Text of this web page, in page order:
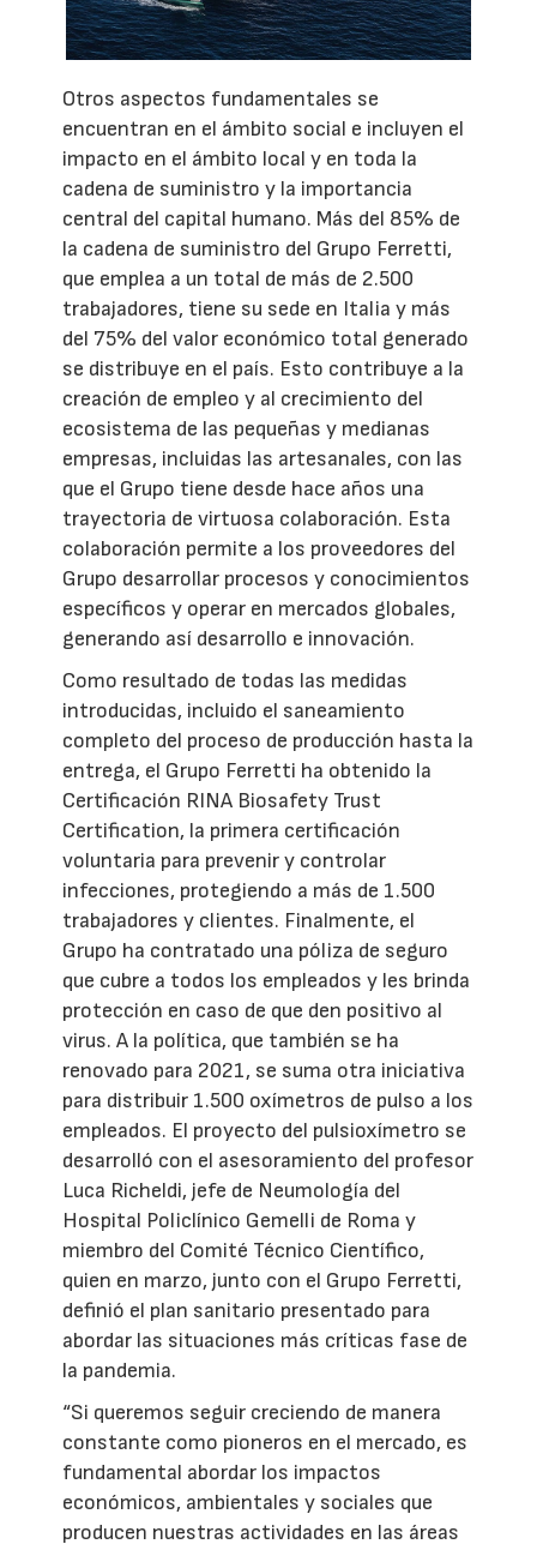
Otros aspectos fundamentales se
encuentran en el ámbito social e incluyen el
impacto en el ámbito local y en toda la
cadena de suministro y la importancia
central del capital humano. Más del 85% de
la cadena de suministro del Grupo Ferretti,
que emplea a un total de más de 2.500
trabajadores, tiene su sede en Italia y más
del 75% del valor económico total generado
se distribuye en el país. Esto contribuye a la
creación de empleo y al crecimiento del
ecosistema de las pequeñas y medianas
empresas, incluidas las artesanales, con las
que el Grupo tiene desde hace años una
trayectoria de virtuosa colaboración. Esta
colaboración permite a los proveedores del
Grupo desarrollar procesos y conocimientos
específicos y operar en mercados globales,
generando así desarrollo e innovación.
Como resultado de todas las medidas
introducidas, incluido el saneamiento
completo del proceso de producción hasta la
entrega, el Grupo Ferretti ha obtenido la
Certificación RINA Biosafety Trust
Certification, la primera certificación
voluntaria para prevenir y controlar
infecciones, protegiendo a más de 1.500
trabajadores y clientes. Finalmente, el
Grupo ha contratado una póliza de seguro
que cubre a todos los empleados y les brinda
protección en caso de que den positivo al
virus. A la política, que también se ha
renovado para 2021, se suma otra iniciativa
para distribuir 1.500 oxímetros de pulso a los
empleados. El proyecto del pulsioxímetro se
desarrolló con el asesoramiento del profesor
Luca Richeldi, jefe de Neumología del
Hospital Policlínico Gemelli de Roma y
miembro del Comité Técnico Científico,
quien en marzo, junto con el Grupo Ferretti,
definió el plan sanitario presentado para
abordar las situaciones más críticas fase de
la pandemia.
“Si queremos seguir creciendo de manera
constante como pioneros en el mercado, es
fundamental abordar los impactos
económicos, ambientales y sociales que
producen nuestras actividades en las áreas